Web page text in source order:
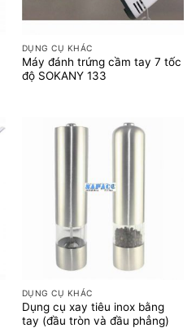
DỤNG CỤ KHÁC
Máy đánh trứng cầm tay 7 tốc
độ SOKANY 133
DỤNG CỤ KHÁC
Dụng cụ xay tiêu inox bằng
tay (đầu tròn và đầu phẳng)